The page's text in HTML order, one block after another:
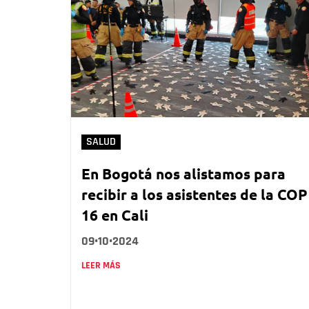
SALUD
En Bogotá nos alistamos para
recibir a los asistentes de la COP
16 en Cali
09•10•2024
LEER MÁS